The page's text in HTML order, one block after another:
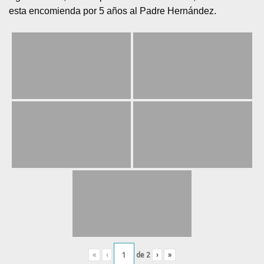
Aguiar Retes, Arzobispo Primado de México, concedió